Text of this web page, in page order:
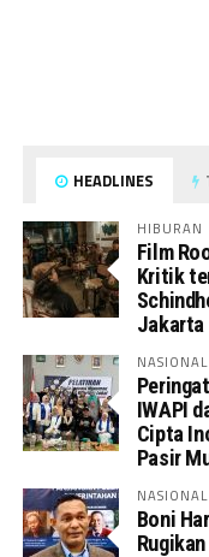
HEADLINES
HIBURAN
Film
Kritik
Jakarta
NASIONAL
IWAPI
Cipta
Pasir
NASIONAL
Boni